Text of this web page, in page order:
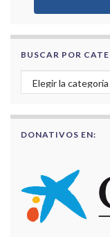
BUSCAR POR
Buscar por
DONATIVOS EN: